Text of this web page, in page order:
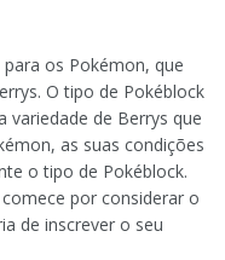
será avaliado
Round. Nesta
entre o público, se
Melhore a condição